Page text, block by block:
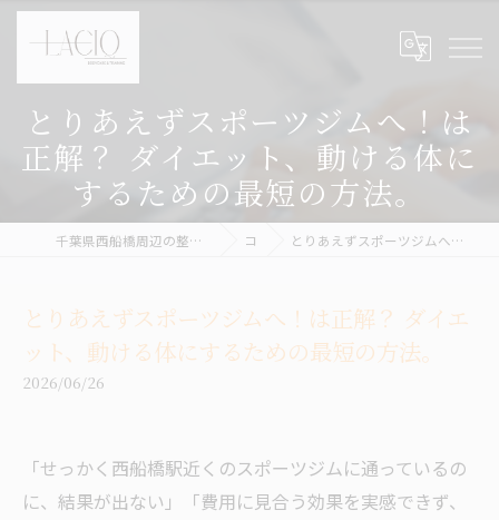
とりあえずスポーツジムへ！は
正解？ ダイエット、動ける体に
するための最短の方法。
千葉県西船橋周辺の整体ならボディケア&パーソナルトレーニング LACIQ コラム とりあえずスポーツジムへ！は正解？ ダイエット、動ける体にするための最短の方法。
とりあえずスポーツジムへ！は正解？ ダイエ
ット、動ける体にするための最短の方法。
2026/06/26
「せっかく西船橋駅近くのスポーツジムに通っているの
に、結果が出ない」「費用に見合う効果を実感できず、